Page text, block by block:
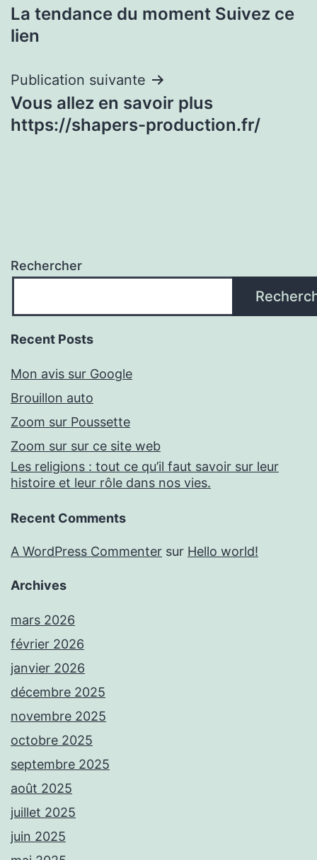
de
La tendance du moment Suivez ce
lien
Publication suivante
Vous allez en savoir plus
https://shapers-production.fr/
Rechercher
Recent Posts
Mon avis sur Google
Brouillon auto
Zoom sur Poussette
Zoom sur sur ce site web
Les religions : tout ce qu’il faut savoir sur leur
histoire et leur rôle dans nos vies.
Recent Comments
A WordPress Commenter sur Hello world!
Archives
mars 2026
février 2026
janvier 2026
décembre 2025
novembre 2025
octobre 2025
septembre 2025
août 2025
juillet 2025
juin 2025